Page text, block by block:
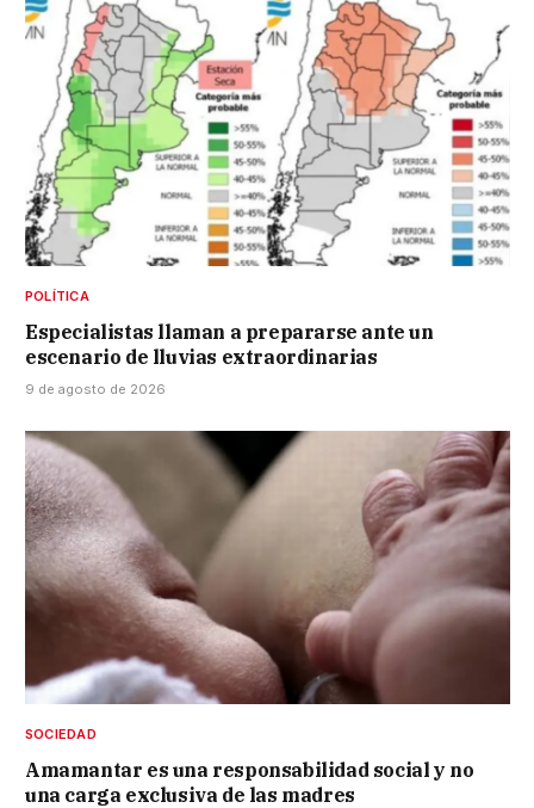
POLÍTICA
Especialistas llaman a prepararse ante un
escenario de lluvias extraordinarias
9 de agosto de 2026
SOCIEDAD
Amamantar es una responsabilidad social y no
una carga exclusiva de las madres